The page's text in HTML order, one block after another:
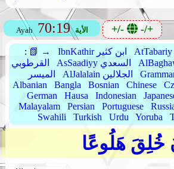
Ayah 70:19 الأية +/- -/+
: 📗 → IbnKathir ابن كثير
القرطوبي
AsSaadiyy السعدي
الميسر
AlJalalain الجلالين
Albanian
Bangla Bosnian Chinese
German
Hausa Indonesian
Malayalam
Persian Portuguese
Swahili
Turkish Urdu Yoruba
خُلِقَ هَلُوعًا